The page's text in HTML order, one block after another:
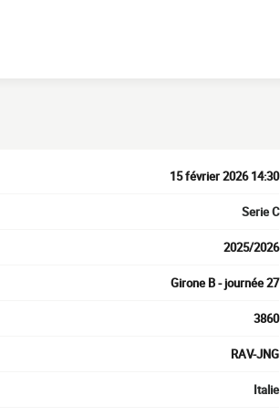
15 février 2026 14:30
Serie C
2025/2026
Girone B - journée 27
3860
RAV-JNG
Italie